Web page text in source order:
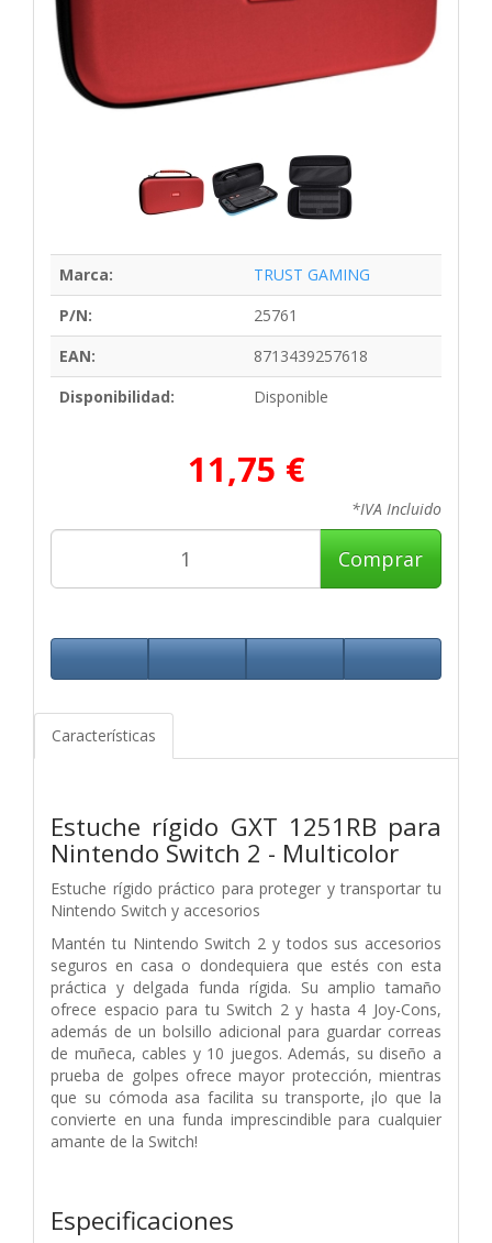
Marca:
TRUST GAMING
P/N:
25761
EAN:
8713439257618
Disponibilidad:
Disponible
11,75 €
*IVA Incluido
Comprar
Características
Estuche rígido GXT 1251RB para
Nintendo Switch 2 - Multicolor
Estuche rígido práctico para proteger y transportar tu
Nintendo Switch y accesorios
Mantén tu Nintendo Switch 2 y todos sus accesorios
seguros en casa o dondequiera que estés con esta
práctica y delgada funda rígida. Su amplio tamaño
ofrece espacio para tu Switch 2 y hasta 4 Joy-Cons,
además de un bolsillo adicional para guardar correas
de muñeca, cables y 10 juegos. Además, su diseño a
prueba de golpes ofrece mayor protección, mientras
que su cómoda asa facilita su transporte, ¡lo que la
convierte en una funda imprescindible para cualquier
amante de la Switch!
Especificaciones